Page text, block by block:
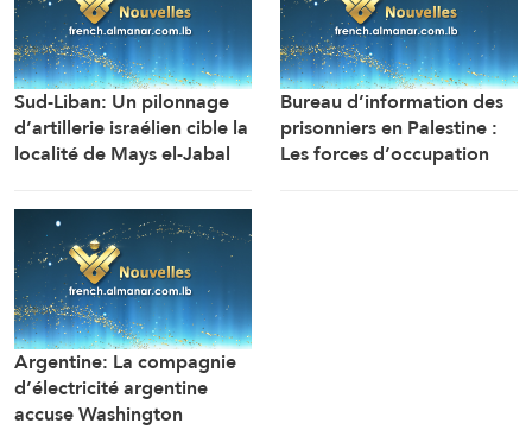
Sud-Liban: Un pilonnage
d’artillerie israélien cible la
localité de Mays el-Jabal
Manar)
Bureau d’information des
prisonniers en Palestine :
Les forces d’occupation
Argentine: La compagnie
d’électricité argentine
accuse Washington